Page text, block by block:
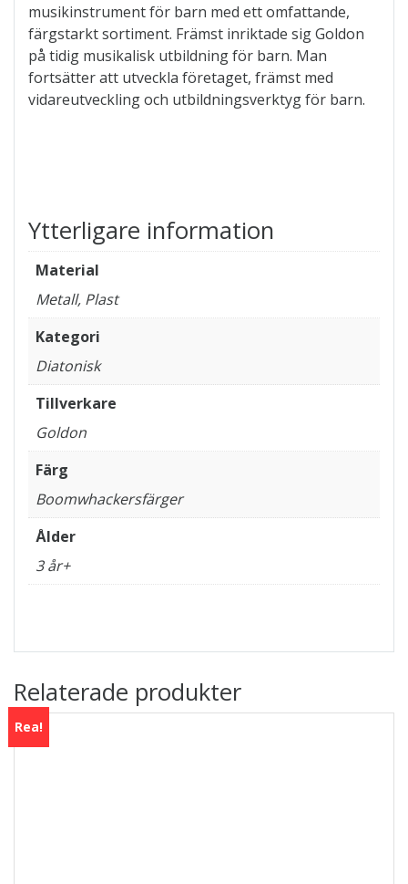
musikinstrument för barn med ett omfattande,
färgstarkt sortiment. Främst inriktade sig Goldon
på tidig musikalisk utbildning för barn. Man
fortsätter att utveckla företaget, främst med
vidareutveckling och utbildningsverktyg för barn.
Ytterligare information
Material
Metall, Plast
Kategori
Diatonisk
Tillverkare
Goldon
Färg
Boomwhackersfärger
Ålder
3 år+
Relaterade produkter
Rea!